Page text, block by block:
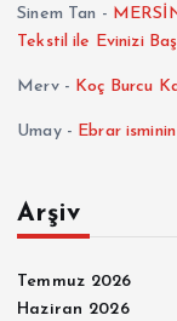
Sinem Tan -
Tekstil ile Evinizi
Merv- Koç Burcu
Umay- Ebrar
Arşiv
Temmuz 2026
Haziran 2026